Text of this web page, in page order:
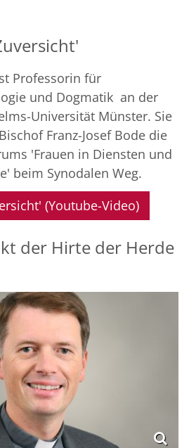
Professorin für
und Dogmatik an der
Universität Münster. Sie
Franz-Josef Bode die
'Frauen in Diensten und
beim Synodalen Weg.
(Youtube-Video)
der Hirte der Herde